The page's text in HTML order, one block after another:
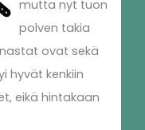
mutta nyt tuon
polven takia
ovat sekä
hyvät kenkiin
eikä hintakaan